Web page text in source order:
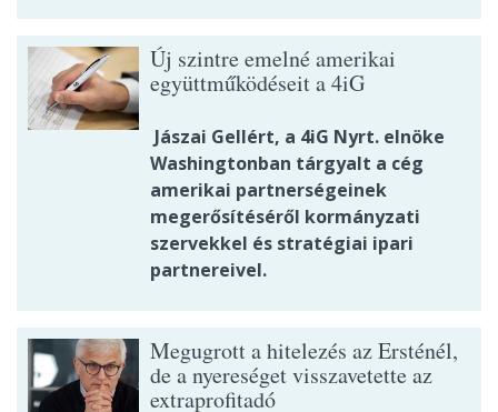
Új szintre emelné amerikai
együttműködéseit a 4iG
Jászai Gellért, a 4iG Nyrt. elnöke
Washingtonban tárgyalt a cég
amerikai partnerségeinek
megerősítéséről kormányzati
szervekkel és stratégiai ipari
partnereivel.
Megugrott a hitelezés az Ersténél,
de a nyereséget visszavetette az
extraprofitadó